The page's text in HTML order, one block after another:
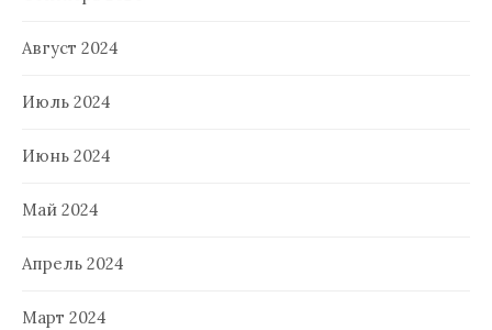
Август 2024
Июль 2024
Июнь 2024
Май 2024
Апрель 2024
Март 2024